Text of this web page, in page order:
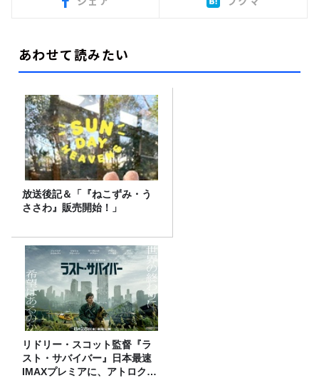
あわせて読みたい
放送後記＆「『ねこずみ・う
ささわ』販売開始！」
リドリー・スコット監督『ラ
スト・サバイバー』日本最速
IMAXプレミアに、アトロクリ